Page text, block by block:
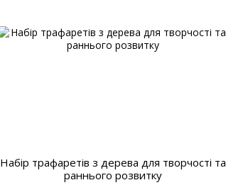
Набір трафаретів з дерева для творчості та
раннього розвитку